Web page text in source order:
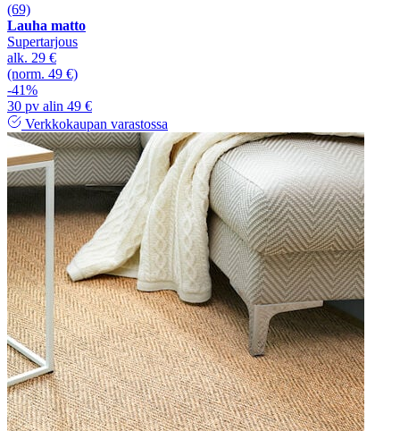
(69)
Lauha matto
Supertarjous
alk. 29 €
(norm. 49 €)
-41%
30 pv alin 49 €
Verkkokaupan varastossa